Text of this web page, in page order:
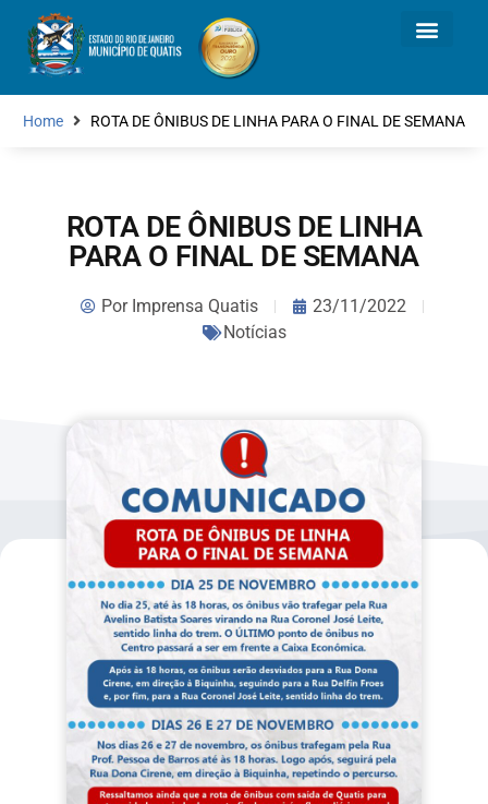
Home ROTA DE ÔNIBUS DE LINHA PARA O FINAL DE SEMANA
ROTA DE ÔNIBUS DE LINHA
PARA O FINAL DE SEMANA
PorImprensa Quatis
23/11/2022
Notícias